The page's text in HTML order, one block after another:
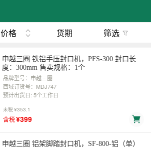
价格 货期 筛选
申越三圈 铁铝手压封口机，PFS-300 封口长
度：300mm 售卖规格：1个
品牌型号：申越三圈
西域订货号：MDJ747
预计出货日: 5个工作日
未税¥353.1
含税¥399
申越三圈 铝架脚踏封口机，SF-800-铝（单）